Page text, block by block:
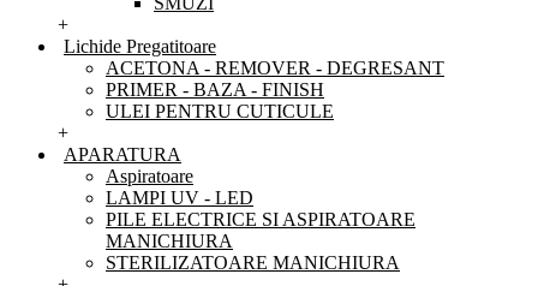
+
Lichide Pregatitoare
ACETONA - REMOVER - DEGRESANT
PRIMER - BAZA - FINISH
ULEI PENTRU CUTICULE
+
APARATURA
Aspiratoare
LAMPI UV - LED
PILE ELECTRICE SI ASPIRATOARE
MANICHIURA
STERILIZATOARE MANICHIURA